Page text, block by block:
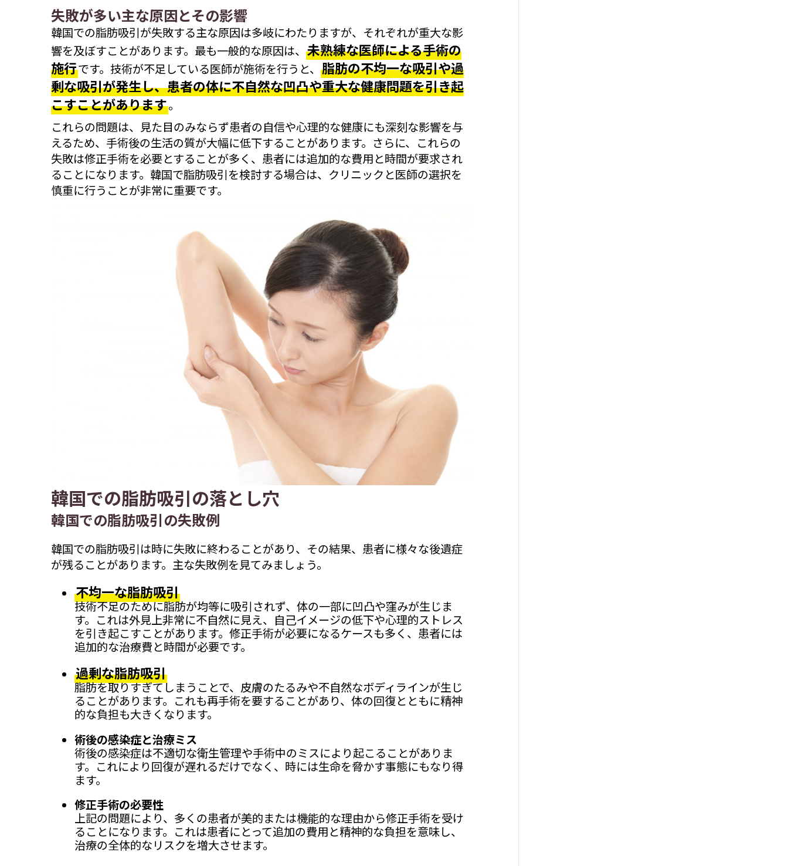
失敗が多い主な原因とその影響
韓国での脂肪吸引が失敗する主な原因は多岐にわたりますが、それぞれが重大な影
響を及ぼすことがあります。最も一般的な原因は、 未熟練な医師による手術の
施行です。技術が不足している医師が施術を行うと、 脂肪の不均一な吸引や過
剰な吸引が発生し、患者の体に不自然な凹凸や重大な健康問題を引き起
こすことがあります。
これらの問題は、見た目のみならず患者の自信や心理的な健康にも深刻な影響を与
えるため、手術後の生活の質が大幅に低下することがあります。さらに、これらの
失敗は修正手術を必要とすることが多く、患者には追加的な費用と時間が要求され
ることになります。韓国で脂肪吸引を検討する場合は、クリニックと医師の選択を
慎重に行うことが非常に重要です。
韓国での脂肪吸引の落とし穴
韓国での脂肪吸引の失敗例
韓国での脂肪吸引は時に失敗に終わることがあり、その結果、患者に様々な後遺症
が残ることがあります。主な失敗例を見てみましょう。
不均一な脂肪吸引
技術不足のために脂肪が均等に吸引されず、体の一部に凹凸や窪みが生じま
す。これは外見上非常に不自然に見え、自己イメージの低下や心理的ストレス
を引き起こすことがあります。修正手術が必要になるケースも多く、患者には
追加的な治療費と時間が必要です。
過剰な脂肪吸引
脂肪を取りすぎてしまうことで、皮膚のたるみや不自然なボディラインが生じ
ることがあります。これも再手術を要することがあり、体の回復とともに精神
的な負担も大きくなります。
術後の感染症と治療ミス
術後の感染症は不適切な衛生管理や手術中のミスにより起こることがありま
す。これにより回復が遅れるだけでなく、時には生命を脅かす事態にもなり得
ます。
修正手術の必要性
上記の問題により、多くの患者が美的または機能的な理由から修正手術を受け
ることになります。これは患者にとって追加の費用と精神的な負担を意味し、
治療の全体的なリスクを増大させます。